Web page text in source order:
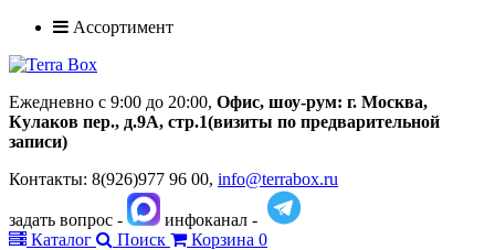
Ассортимент
Ежедневно с 9:00 до 20:00, Офис, шоу-рум: г. Москва,
Кулаков пер., д.9А, стр.1(визиты по предварительной
записи)
Контакты: 8(926)977 96 00, info@terrabox.ru
задать вопрос -
инфоканал -
Каталог
Поиск Корзина 0